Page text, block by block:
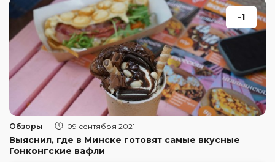
-1
Обзоры 09 сентября 2021
Выяснил, где в Минске готовят самые вкусные
Гонконгские вафли